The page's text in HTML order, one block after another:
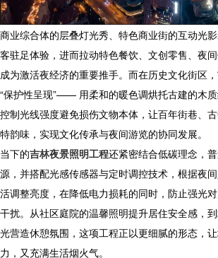
商业综合体的层叠灯光秀、特色商业街的互动光
客驻足体验，进而拉动特色餐饮、文创零售、夜
成为激活夜经济的重要推手。而在历史文化街区，
“保护性呈现”—— 用柔和的暖色调烘托古建的木
控制光线强度避免损伤文物本体，让百年街巷、
特韵味，实现文化传承与夜间游览的协同发展。​
当下的吉林夜景照明工程还紧密结合低碳理念，
源，并搭配光感传感器与定时调控技术，根据夜
活调整亮度，在降低电力损耗的同时，防止强光
干扰。从社区庭院的温馨照明提升居住安全感，
光营造休憩氛围，这项工程正以更细腻的形态，
力，又充满生活烟火气。